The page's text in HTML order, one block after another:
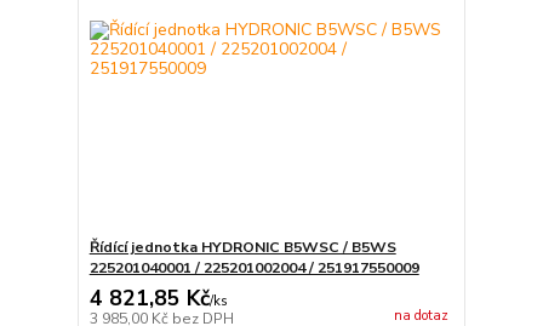
Řídící jednotka HYDRONIC B5WSC / B5WS
225201040001 / 225201002004 / 251917550009
4 821,85 Kč/ks
3 985,00 Kč bez DPH na dotaz